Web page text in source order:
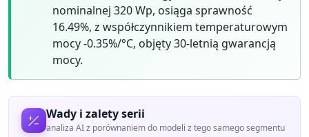
nominalnej 320 Wp, osiąga sprawność
16.49%, z współczynnikiem temperaturowym
mocy -0.35%/°C, objęty 30-letnią gwarancją
mocy.
Wady i zalety serii
analiza AI z porównaniem do modeli z tego samego segmentu